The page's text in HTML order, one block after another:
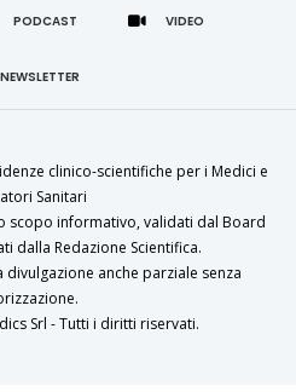
clinico-scientifiche per i Medici e
Sanitari
scopo informativo, validati dal Board
dalla Redazione Scientifica.
anche parziale senza
Srl - Tutti i diritti riservati.